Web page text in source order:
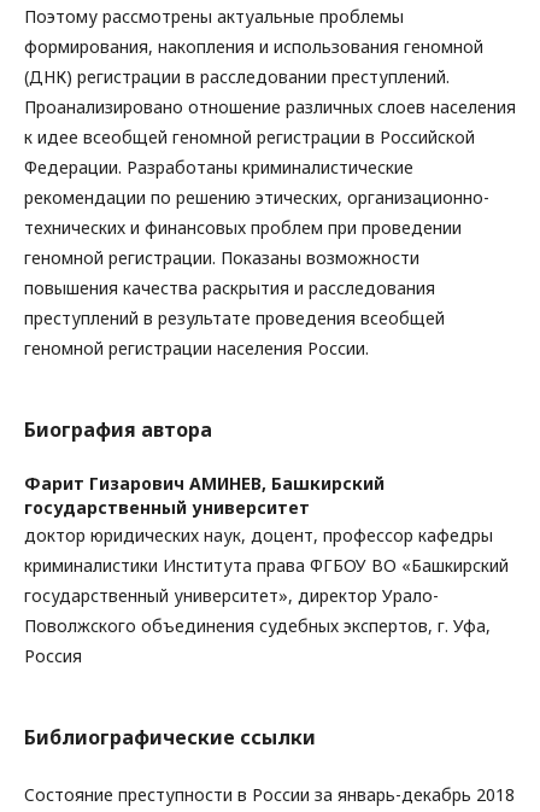
Поэтому рассмотрены актуальные проблемы
формирования, накопления и использования геномной
(ДНК) регистрации в расследовании преступлений.
Проанализировано отношение различных слоев населения
к идее всеобщей геномной регистрации в Российской
Федерации. Разработаны криминалистические
рекомендации по решению этических, организационно-
технических и финансовых проблем при проведении
геномной регистрации. Показаны возможности
повышения качества раскрытия и расследования
преступлений в результате проведения всеобщей
геномной регистрации населения России.
Биография автора
Фарит Гизарович АМИНЕВ, Башкирский
государственный университет
доктор юридических наук, доцент, профессор кафедры
криминалистики Института права ФГБОУ ВО «Башкирский
государственный университет», директор Урало-
Поволжского объединения судебных экспертов, г. Уфа,
Россия
Библиографические ссылки
Cостояние преступности в России за январь-декабрь 2018